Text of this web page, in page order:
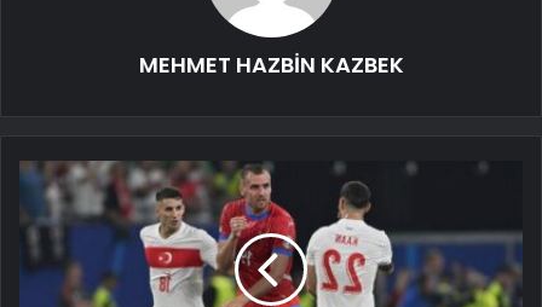
MEHMET HAZBİN KAZBEK